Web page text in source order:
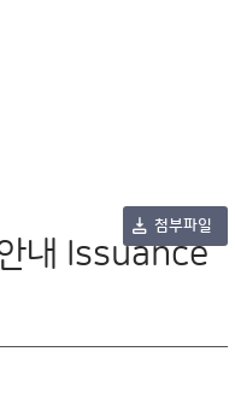
내 Issuance
첨부파일